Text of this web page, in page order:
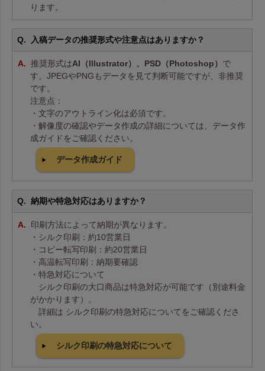
ります。
入稿データの推奨形式や注意点はありますか？
推奨形式はAI（Illustrator）、PSD（Photoshop） で
す。JPEGやPNGもデータを見て判断可能ですが、非推奨
です。
注意点：
・文字のアウトライン化は必須です。
・解像度の確認やデータ作成の詳細については、データ作
成ガイドをご確認ください。
データ作成ガイド
納期や特急対応はありますか？
印刷方法によって納期が異なります。
・シルク印刷：約10営業日
・コピー転写印刷：約20営業日
・高温転写印刷：納期要確認
・特急対応について
シルク印刷の大口商品は特急対応が可能です（別途料金
がかかります）。
詳細は シルク印刷の特急対応についてをご確認くださ
い。
シルク印刷の特急対応について